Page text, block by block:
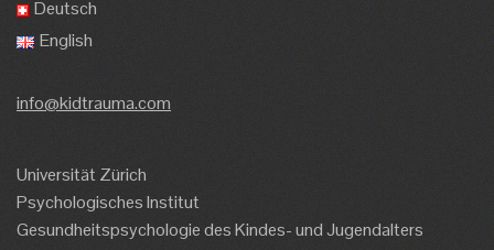
Deutsch
English
info@kidtrauma.com
Universität Zürich
Psychologisches Institut
Gesundheitspsychologie des Kindes- und Jugendalters